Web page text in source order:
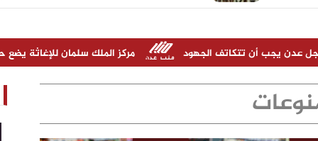
الجهود مركز الملك سلمان للإغاثة يضع حجر الأساس لمشروع بناء وإعادة